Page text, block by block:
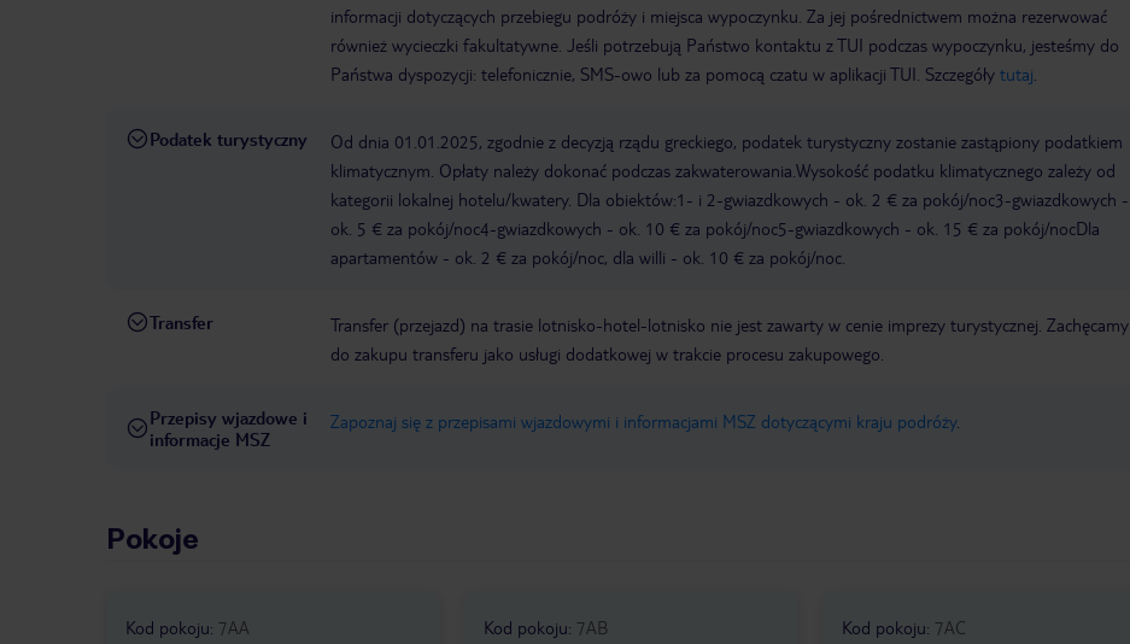
informacji dotyczących przebiegu podróży i miejsca wypoczynku. Za jej pośrednictwem można rezerwować
również wycieczki fakultatywne. Jeśli potrzebują Państwo kontaktu z TUI podczas wypoczynku, jesteśmy do
Państwa dyspozycji: telefonicznie, SMS-owo lub za pomocą czatu w aplikacji TUI. Szczegóły tutaj
Podatek turystyczny
Od dnia 01.01.2025, zgodnie z decyzją rządu greckiego, podatek turystyczny zostanie zastąpiony podatkiem
klimatycznym. Opłaty należy dokonać podczas zakwaterowania.Wysokość podatku klimatycznego zależy od
kategorii lokalnej hotelu/kwatery. Dla obiektów:1- i 2-gwiazdkowych - ok. 2 € za pokój/noc3-gwiazdkowych -
ok. 5 € za pokój/noc4-gwiazdkowych - ok. 10 € za pokój/noc5-gwiazdkowych - ok. 15 € za pokój/nocDla
apartamentów - ok. 2 € za pokój/noc, dla willi - ok. 10 € za pokój/noc.
Transfer
Transfer (przejazd) na trasie lotnisko-hotel-lotnisko nie jest zawarty w cenie imprezy turystycznej. Zachęcamy
do zakupu transferu jako usługi dodatkowej w trakcie procesu zakupowego.
Przepisy wjazdowe i
informacje MSZ
Zapoznaj się z przepisami wjazdowymi i informacjami MSZ dotyczącymi kraju podróży.
Pokoje
Kod pokoju: 7AA Kod pokoju: 7AB Kod pokoju: 7AC